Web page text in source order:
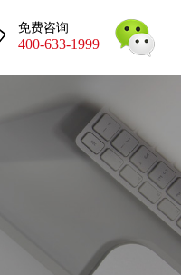
免费咨询
400-633-1999